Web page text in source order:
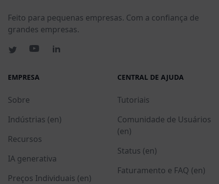
Feito para pequenas empresas. Com a confiança de
grandes empresas.
EMPRESA
Sobre
Indústrias (en)
Recursos
IA generativa
Preços Individuais (en)
CENTRAL DE AJUDA
Tutoriais
Comunidade de Usuários
(en)
Status (en)
Faturamento e FAQ (en)